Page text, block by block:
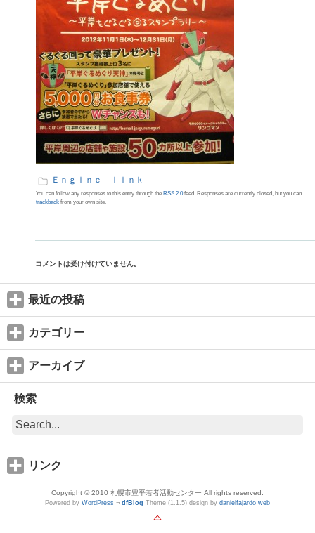
Ｅｎｇｉｎｅ－ｌｉｎｋ
You can follow any responses to this entry through the RSS 2.0 feed. Responses are currently closed, but you can
trackback from your own site.
コメントは受け付けていません。
最近の投稿
カテゴリー
アーカイブ
検索
リンク
Copyright © 2010 札幌市豊平若者活動センター All rights reserved.
Powered by WordPress ¬ dfBlog Theme (1.1.5) design by danielfajardo web